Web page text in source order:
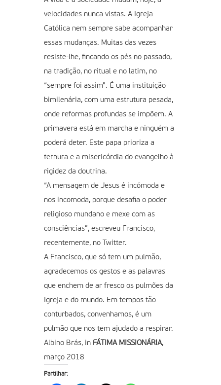
velocidades nunca vistas. A Igreja
Católica nem sempre sabe acompanhar
essas mudanças. Muitas das vezes
resiste-lhe, fincando os pés no passado,
na tradição, no ritual e no latim, no
“sempre foi assim”. É uma instituição
bimilenária, com uma estrutura pesada,
onde reformas profundas se impõem. A
primavera está em marcha e ninguém a
poderá deter. Este papa prioriza a
ternura e a misericórdia do evangelho à
rigidez da doutrina.
“A mensagem de Jesus é incómoda e
nos incomoda, porque desafia o poder
religioso mundano e mexe com as
consciências”, escreveu Francisco,
recentemente, no Twitter.
A Francisco, que só tem um pulmão,
agradecemos os gestos e as palavras
que enchem de ar fresco os pulmões da
Igreja e do mundo. Em tempos tão
conturbados, convenhamos, é um
pulmão que nos tem ajudado a respirar.
Albino Brás, in FÁTIMA MISSIONÁRIA,
março 2018
Partilhar: